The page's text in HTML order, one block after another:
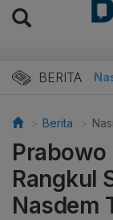
BERITA
Berita
Prabowo
Rangkul
Nasdem